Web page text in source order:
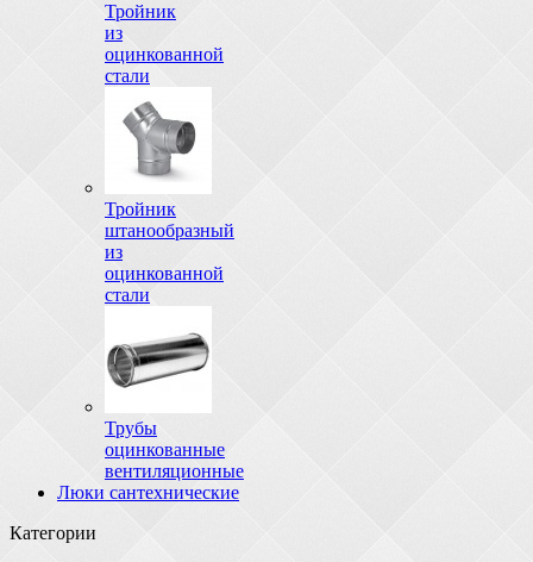
Тройник
из
оцинкованной
стали
Тройник
штанообразный
из
оцинкованной
стали
Трубы
оцинкованные
вентиляционные
Люки сантехнические
Категории